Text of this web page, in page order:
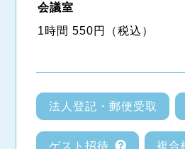
会議室
1時間 550円（税込）
法人登記・郵便受取
ゲスト招待 複合